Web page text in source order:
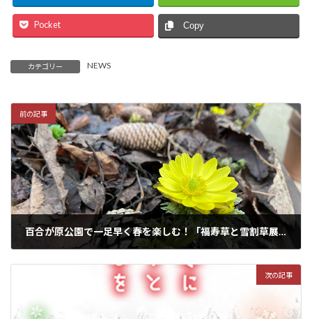
Pocket Copy
カテゴリー NEWS
前の記事
百合が原公園で一足早く春を楽しむ！「福寿草と雪割草展」２月４日から開催！
次の記事